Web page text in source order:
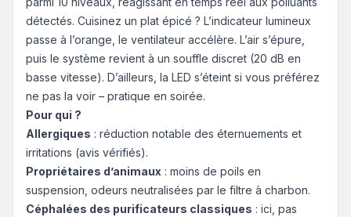
détectés. Cuisinez un plat épicé ? L’indicateur lumineux
passe à l’orange, le ventilateur accélère. L’air s’épure,
puis le système revient à un souffle discret (20 dB en
basse vitesse). D’ailleurs, la LED s’éteint si vous préférez
ne pas la voir – pratique en soirée.
Pour qui ?
Allergiques : réduction notable des éternuements et
irritations (avis vérifiés).
Propriétaires d’animaux : moins de poils en
suspension, odeurs neutralisées par le filtre à charbon.
Céphalées des purificateurs classiques : ici, pas